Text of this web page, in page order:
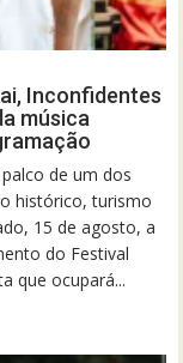
Inconfidentes
música
de um dos
histórico, turismo
15 de agosto, a
do Festival
que ocupará...